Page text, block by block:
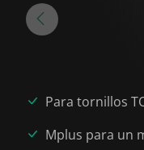
Para tornillos
Mplus para un